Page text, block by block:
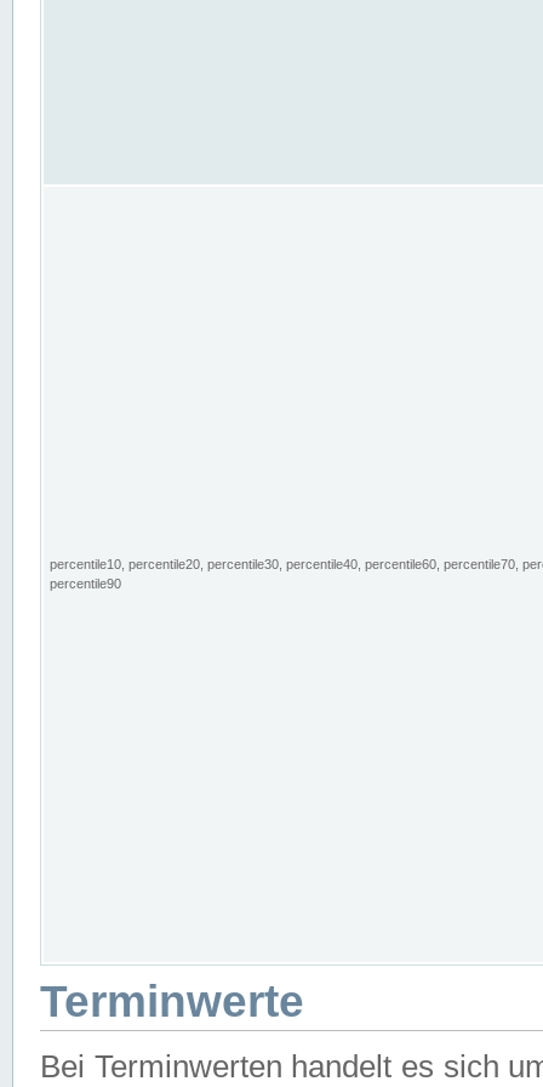
percentile10, percentile20, percentile30, percentile40, percentile60, percentile70,
percentile90
Terminwerte
Bei Terminwerten handelt es sich